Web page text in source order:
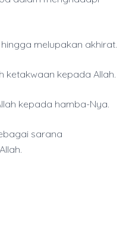
melupakan akhirat.
ketakwaan kepada Allah.
kepada hamba-Nya.
sarana